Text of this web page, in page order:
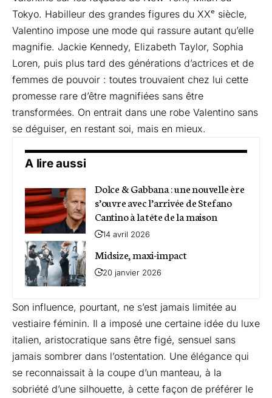
Tokyo. Habilleur des grandes figures du XXᵉ siècle,
Valentino impose une mode qui rassure autant qu’elle
magnifie. Jackie Kennedy, Elizabeth Taylor, Sophia
Loren, puis plus tard des générations d’actrices et de
femmes de pouvoir : toutes trouvaient chez lui cette
promesse rare d’être magnifiées sans être
transformées. On entrait dans une robe Valentino sans
se déguiser, en restant soi, mais en mieux.
A lire aussi
Dolce & Gabbana : une nouvelle ère
s’ouvre avec l’arrivée de Stefano
Cantino à la tête de la maison
14 avril 2026
Midsize, maxi-impact
20 janvier 2026
Son influence, pourtant, ne s’est jamais limitée au
vestiaire féminin. Il a imposé une certaine idée du luxe
italien, aristocratique sans être figé, sensuel sans
jamais sombrer dans l’ostentation. Une élégance qui
se reconnaissait à la coupe d’un manteau, à la
sobriété d’une silhouette, à cette façon de préférer le